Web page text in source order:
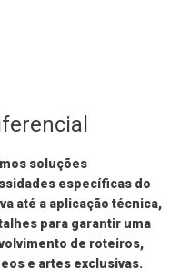
soluções
específicas do
até a aplicação técnica,
para garantir uma
de roteiros,
e artes exclusivas.